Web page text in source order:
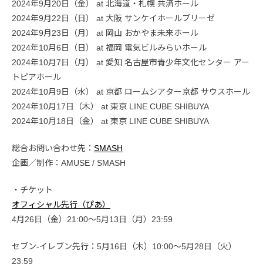
2024年9月20日（金） at 北海道・札幌 共済ホール
2024年9月22日（日） at 大阪 サンケイホールブリーゼ
2024年9月23日（月） at 岡山 おかやま未来ホール
2024年10月6日（日） at 福岡 電気ビルみらいホール
2024年10月7日（月） at 愛知 名古屋市青少年文化センター アー
トピアホール
2024年10月9日（水） at 京都 ロームシアター京都 サウスホール
2024年10月17日（木） at 東京 LINE CUBE SHIBUYA
2024年10月18日（金） at 東京 LINE CUBE SHIBUYA
総合お問い合わせ先： SMASH
企画／制作：AMUSE / SMASH
・チケット
オフィシャル先行（ぴあ）
4月26日（金）21:00〜5月13日（月）23:59
セブン-イレブン先行：5月16日（木）10:00〜5月28日（火）
23:59